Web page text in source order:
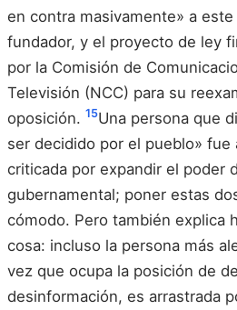
en contra masivamente» a
fundador, y el proyecto de ley
por la Comisión de
Televisión (NCC) para su
oposición. 15Una persona que
ser decidido por el pueblo» fue
criticada por expandir el poder
gubernamental; poner estas
cómodo. Pero también explica
cosa: incluso la persona más
vez que ocupa la posición de
desinformación, es arrastrada